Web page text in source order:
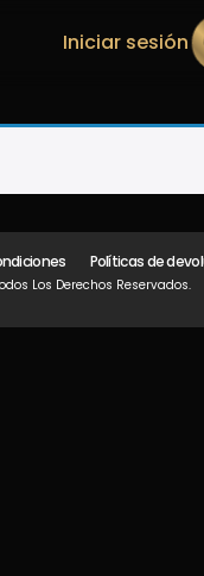
Iniciar sesión
Políticas de
Los Derechos Reservados.